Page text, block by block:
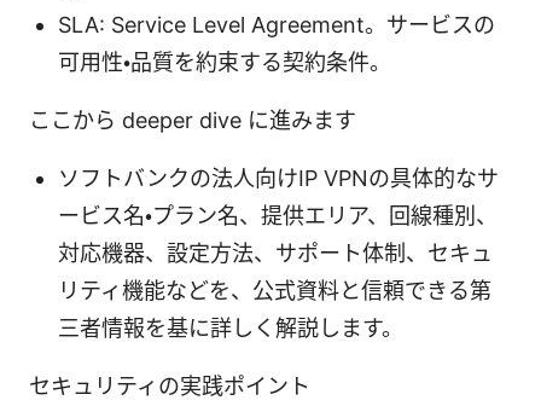
SLA: Service Level Agreement。サービスの
可用性・品質を約束する契約条件。
ここから deeper dive に進みます
ソフトバンクの法人向けIP VPNの具体的なサ
ービス名・プラン名、提供エリア、回線種別、
対応機器、設定方法、サポート体制、セキュ
リティ機能などを、公式資料と信頼できる第
三者情報を基に詳しく解説します。
セキュリティの実践ポイント